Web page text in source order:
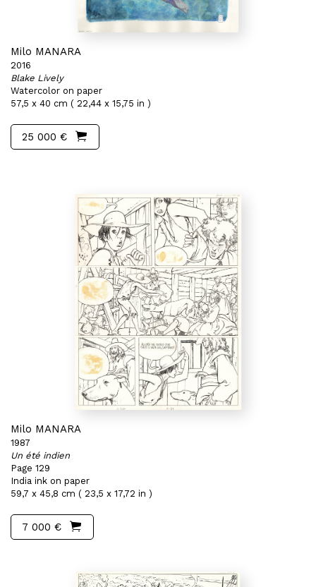
Milo MANARA
2016
Blake Lively
Watercolor on paper
57,5 x 40 cm ( 22,44 x 15,75 in )
25 000 €
Milo MANARA
1987
Un été indien
Page 129
India ink on paper
59,7 x 45,8 cm ( 23,5 x 17,72 in )
7 000 €